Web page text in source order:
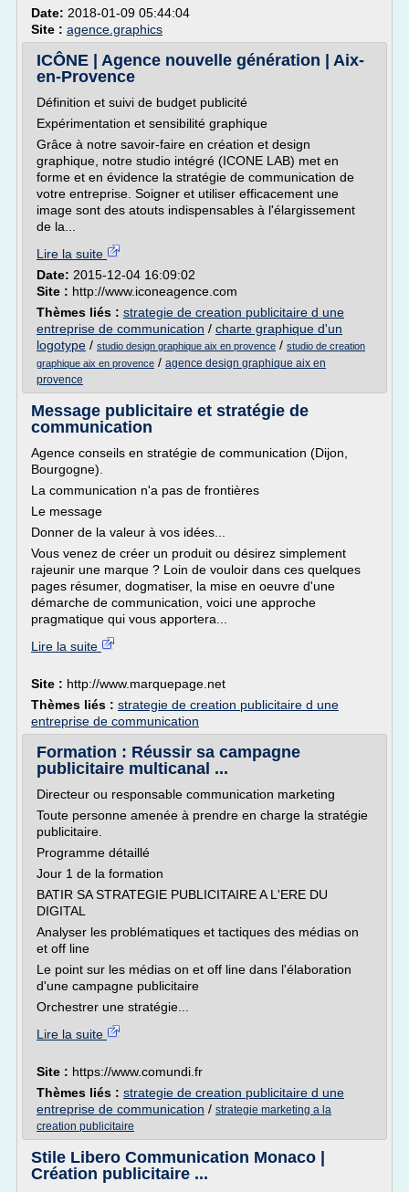
Date: 2018-01-09 05:44:04
Site : agence.graphics
ICÔNE | Agence nouvelle génération | Aix-
en-Provence
Définition et suivi de budget publicité
Expérimentation et sensibilité graphique
Grâce à notre savoir-faire en création et design
graphique, notre studio intégré (ICONE LAB) met en
forme et en évidence la stratégie de communication de
votre entreprise. Soigner et utiliser efficacement une
image sont des atouts indispensables à l'élargissement
de la...
Lire la suite
Date: 2015-12-04 16:09:02
Site : http://www.iconeagence.com
Thèmes liés : strategie de creation publicitaire d une
entreprise de communication / charte graphique d'un
logotype / studio design graphique aix en provence / studio de creation
graphique aix en provence / agence design graphique aix en
provence
Message publicitaire et stratégie de
communication
Agence conseils en stratégie de communication (Dijon,
Bourgogne).
La communication n'a pas de frontières
Le message
Donner de la valeur à vos idées...
Vous venez de créer un produit ou désirez simplement
rajeunir une marque ? Loin de vouloir dans ces quelques
pages résumer, dogmatiser, la mise en oeuvre d'une
démarche de communication, voici une approche
pragmatique qui vous apportera...
Lire la suite
Site : http://www.marquepage.net
Thèmes liés : strategie de creation publicitaire d une
entreprise de communication
Formation : Réussir sa campagne
publicitaire multicanal ...
Directeur ou responsable communication marketing
Toute personne amenée à prendre en charge la stratégie
publicitaire.
Programme détaillé
Jour 1 de la formation
BATIR SA STRATEGIE PUBLICITAIRE A L'ERE DU
DIGITAL
Analyser les problématiques et tactiques des médias on
et off line
Le point sur les médias on et off line dans l'élaboration
d'une campagne publicitaire
Orchestrer une stratégie...
Lire la suite
Site : https://www.comundi.fr
Thèmes liés : strategie de creation publicitaire d une
entreprise de communication / strategie marketing a la
creation publicitaire
Stile Libero Communication Monaco |
Création publicitaire ...